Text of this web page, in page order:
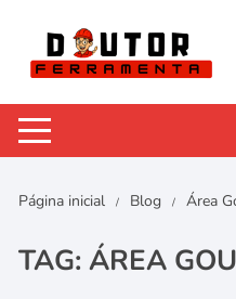
Página inicial Blog Área
TAG:ÁREA